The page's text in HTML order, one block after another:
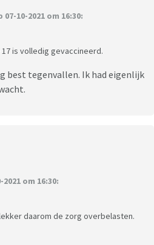
10-2021 om 16:30:
is volledig gevaccineerd.
best tegenvallen. Ik had eigenlijk
om 16:30:
daarom de zorg overbelasten.